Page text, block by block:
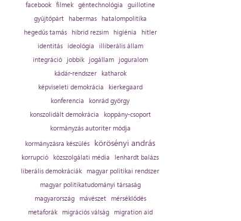
facebook filmek géntechnológia
guillotine
gyűjtőpárt
habermas
hatalompolitika
hegedűs tamás
hibrid rezsim higiénia
hitler
identitás
ideológia
illiberális állam
integráció
jobbik jogállam
joguralom
kádár-rendszer
katharok
képviseleti demokrácia
kierkegaard
konferencia
konrád györgy
konszolidált demokrácia
koppány-csoport
kormányzás autoriter módja
kormányzásra készülés
körösényi andrás
korrupció közszolgálati média
lenhardt balázs
liberális demokráciák
magyar politikai rendszer
magyar politikatudományi társaság
magyarország
mávészet
mérséklődés
metaforák
migrációs válság
migration aid